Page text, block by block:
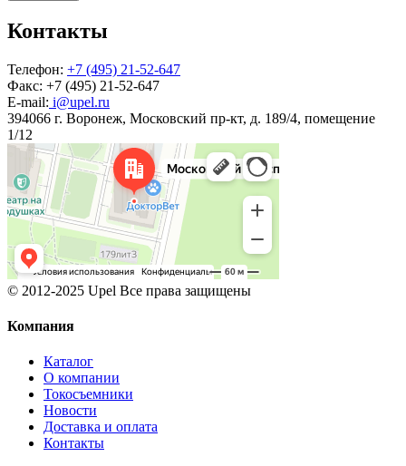
Контакты
Телефон: +7 (495) 21-52-647
Факс: +7 (495) 21-52-647
E-mail: i@upel.ru
394066 г. Воронеж, Московский пр-кт, д. 189/4, помещение
1/12
© 2012-2025 Upel Все права защищены
Компания
Каталог
О компании
Токосъемники
Новости
Доставка и оплата
Контакты